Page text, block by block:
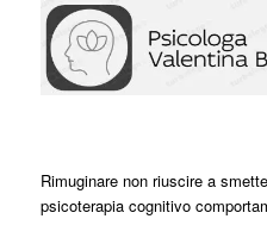
Rimuginare non riuscire a
psicoterapia cognitivo